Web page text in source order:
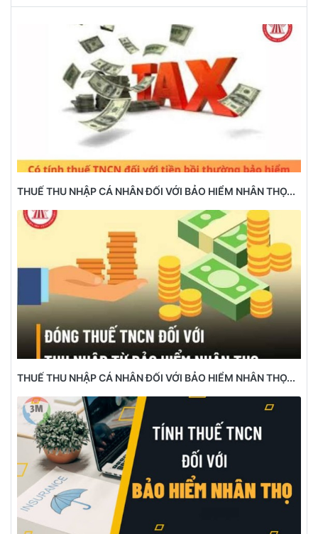
THUẾ THU NHẬP CÁ NHÂN ĐỐI VỚI BẢO HIỂM NHÂN THỌ...
THUẾ THU NHẬP CÁ NHÂN ĐỐI VỚI BẢO HIỂM NHÂN THỌ...